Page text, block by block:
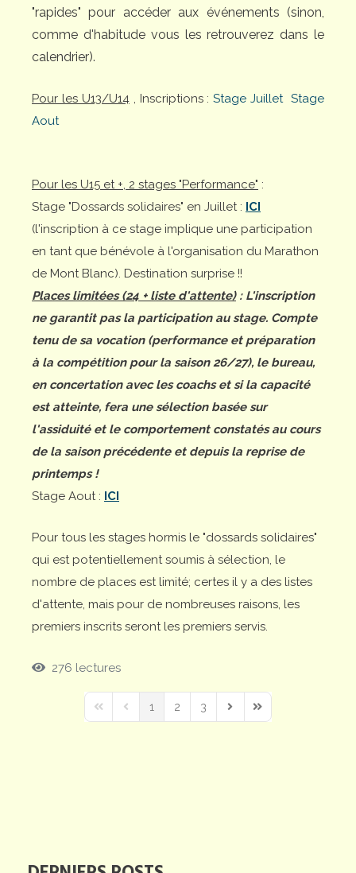
"rapides" pour accéder aux événements (sinon,
comme d'habitude vous les retrouverez dans le
calendrier).
Pour les U13/U14, Inscriptions :Stage Juillet Stage
Aout
Pour les U15 et +, 2 stages "Performance" :
Stage "Dossards solidaires" en Juillet : ICI
(l'inscription à ce stage implique une participation
en tant que bénévole à l'organisation du Marathon
de Mont Blanc). Destination surprise !!
Places limitées (24 + liste d'attente): L'inscription
ne garantit pas la participation au stage. Compte
tenu de sa vocation (performance et préparation
à la compétition pour la saison 26/27), le bureau,
en concertation avec les coachs et si la capacité
est atteinte, fera une sélection basée sur
l'assiduité et le comportement constatés au cours
de la saison précédente et depuis la reprise de
printemps !
Stage Aout : ICI
Pour tous les stages hormis le "dossards solidaires"
qui est potentiellement soumis à sélection, le
nombre de places est limité; certes il y a des listes
d'attente, mais pour de nombreuses raisons, les
premiers inscrits seront les premiers servis.
276 lectures
First PagePrevious Page
1 2 3
Next PageLast Page